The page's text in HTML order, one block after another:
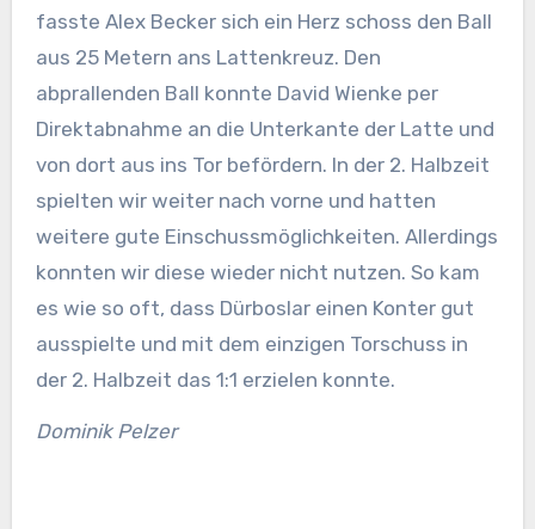
fasste Alex Becker sich ein Herz schoss den Ball
aus 25 Metern ans Lattenkreuz. Den
abprallenden Ball konnte David Wienke per
Direktabnahme an die Unterkante der Latte und
von dort aus ins Tor befördern. In der 2. Halbzeit
spielten wir weiter nach vorne und hatten
weitere gute Einschussmöglichkeiten. Allerdings
konnten wir diese wieder nicht nutzen. So kam
es wie so oft, dass Dürboslar einen Konter gut
ausspielte und mit dem einzigen Torschuss in
der 2. Halbzeit das 1:1 erzielen konnte.
Dominik Pelzer